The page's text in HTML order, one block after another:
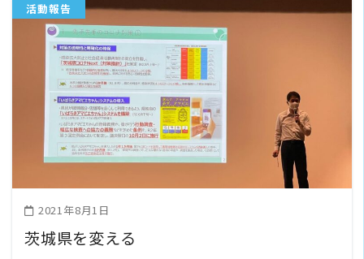
活動報告
READ MORE
2021年8月1日
茨城県を変える